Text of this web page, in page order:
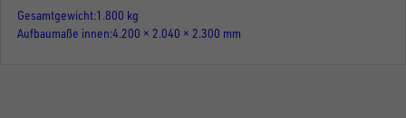
Gesamtgewicht 1.800 kg
Aufbaumaße innen 4.200 × 2.040 × 2.300 mm